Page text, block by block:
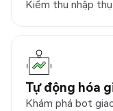
Kiếm thu nhập
Tự động hóa
Khám phá bot